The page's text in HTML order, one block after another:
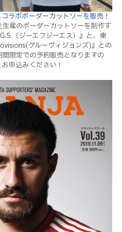
ラボボーダーカットソーを販売！
産のボーダーカットソーを制作す
（ジーエフジーエス）』と、東
グルーヴィジョンズ)』との
限定での予約販売となりますの
申込みください！